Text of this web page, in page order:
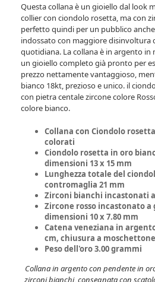
Questa collana è un gioiello dal look
collier con ciondolo rosetta, ma con
perfetto quindi per un pubblico
indossato con maggiore disinvoltura
quotidiana. La collana è in argento
un gioiello completo già pronto per
prezzo nettamente vantaggioso,
bianco 18kt, prezioso e unico. il
con pietra centale zircone colore
colore bianco.
Collana con Ciondolo
colorati
Ciondolo rosetta in oro
dimensioni 13 x 15 mm
Lunghezza totale del
contromaglia 21 mm
Zirconi bianchi incastonati
Zircone rosso incastonato
dimensioni 10 x 7.80 mm
Catena veneziana in
cm, chiusura a moschettone
Peso dell'oro 3.00 grammi
Collana in argentocon pendente in
zirconi bianchi, consegnata con